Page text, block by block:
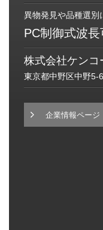
異物発見や品種選別
PC制御式波
株式会社ケンコ
東京都中野区中野
企業情報ページ